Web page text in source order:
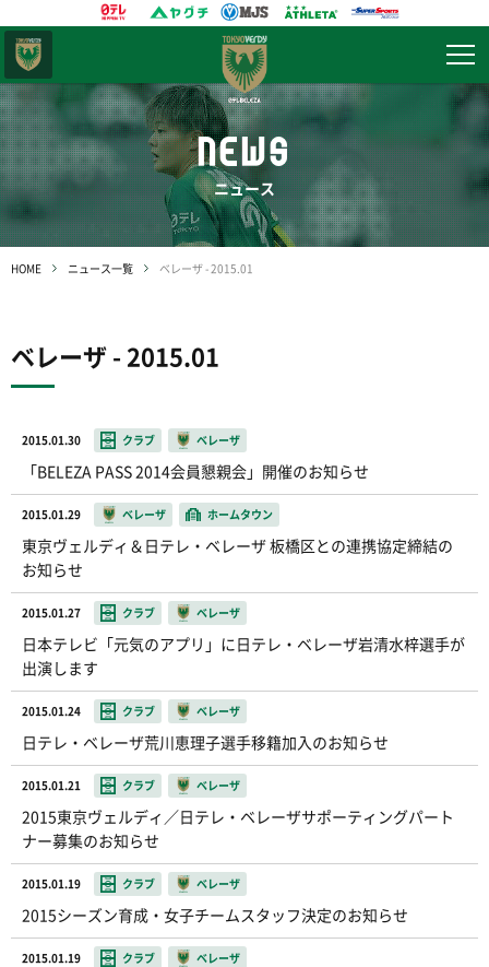
NEWS
ニュース
HOME ニュース一覧 ベレーザ - 2015.01
ベレーザ - 2015.01
2015.01.30 クラブ ベレーザ
「BELEZA PASS 2014会員懇親会」開催のお知らせ
2015.01.29 ベレーザ ホームタウン
東京ヴェルディ＆日テレ・ベレーザ 板橋区との連携協定締結の
お知らせ
2015.01.27 クラブ ベレーザ
日本テレビ「元気のアプリ」に日テレ・ベレーザ岩清水梓選手が
出演します
2015.01.24 クラブ ベレーザ
日テレ・ベレーザ荒川恵理子選手移籍加入のお知らせ
2015.01.21 クラブ ベレーザ
2015東京ヴェルディ／日テレ・ベレーザサポーティングパート
ナー募集のお知らせ
2015.01.19 クラブ ベレーザ
2015シーズン育成・女子チームスタッフ決定のお知らせ
2015.01.19 クラブ ベレーザ